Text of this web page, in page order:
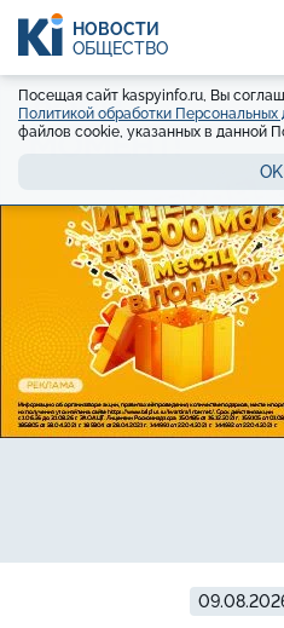
НОВОСТИ
ОБЩЕСТВО
Посещая сайт kaspyinfo.ru, Вы
Политикой обработки Персональных
файлов cookie, указанных в данной
OK